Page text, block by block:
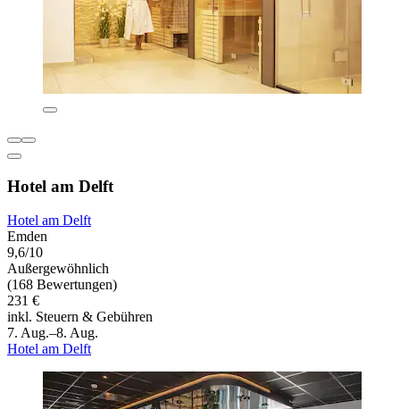
Hotel am Delft
Hotel am Delft
Emden
9,6/10
Außergewöhnlich
(168 Bewertungen)
231 €
inkl. Steuern & Gebühren
7. Aug.–8. Aug.
Hotel am Delft